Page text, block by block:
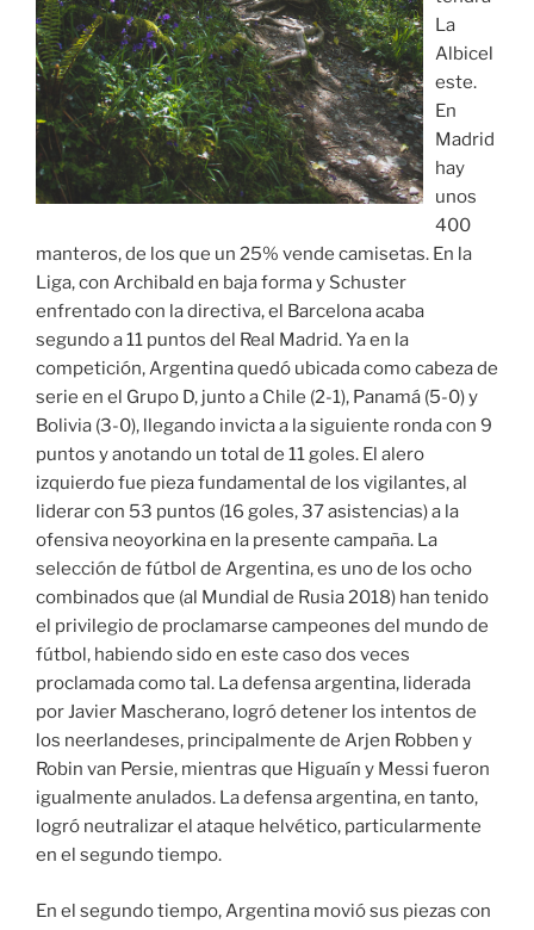
La
Albicel
este.
En
Madrid
hay
unos
400
manteros, de los que un 25% vende camisetas. En la
Liga, con Archibald en baja forma y Schuster
enfrentado con la directiva, el Barcelona acaba
segundo a 11 puntos del Real Madrid. Ya en la
competición, Argentina quedó ubicada como cabeza de
serie en el Grupo D, junto a Chile (2-1), Panamá (5-0) y
Bolivia (3-0), llegando invicta a la siguiente ronda con 9
puntos y anotando un total de 11 goles. El alero
izquierdo fue pieza fundamental de los vigilantes, al
liderar con 53 puntos (16 goles, 37 asistencias) a la
ofensiva neoyorkina en la presente campaña. La
selección de fútbol de Argentina, es uno de los ocho
combinados que (al Mundial de Rusia 2018) han tenido
el privilegio de proclamarse campeones del mundo de
fútbol, habiendo sido en este caso dos veces
proclamada como tal. La defensa argentina, liderada
por Javier Mascherano, logró detener los intentos de
los neerlandeses, principalmente de Arjen Robben y
Robin van Persie, mientras que Higuaín y Messi fueron
igualmente anulados. La defensa argentina, en tanto,
logró neutralizar el ataque helvético, particularmente
en el segundo tiempo.
En el segundo tiempo, Argentina movió sus piezas con